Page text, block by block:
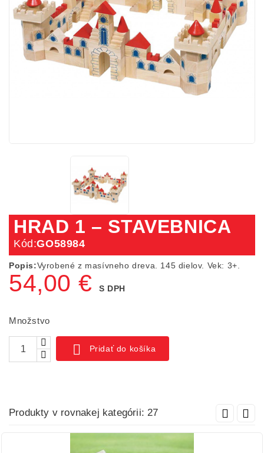
HRAD 1 – STAVEBNICA
Kód:GO58984
Popis:Vyrobené z masívneho dreva. 145 dielov. Vek: 3+.
54,00 € S DPH
Množstvo
 Pridať do košíka
Produkty v rovnakej kategórii: 27